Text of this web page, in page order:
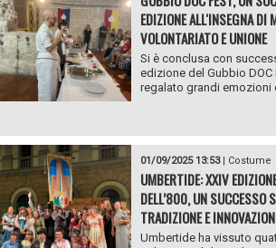
EDIZIONE ALL'INSEGNA DI
VOLONTARIATO E UNIONE
Si è conclusa con
edizione del Gubbio DOC
regalato grandi emozioni
01/09/2025 13:53| Costume
UMBERTIDE: XXIV
DELL’800, UN SUCCESSO
TRADIZIONE E
Umbertide ha vissuto